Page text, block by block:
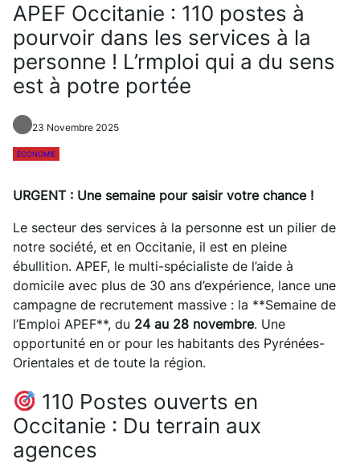
APEF Occitanie : 110 postes à
pourvoir dans les services à la
personne ! L’rmploi qui a du sens
est à potre portée
23 Novembre 2025
ÉCONOMIE
URGENT : Une semaine pour saisir votre chance !
Le secteur des services à la personne est un pilier de
notre société, et en Occitanie, il est en pleine
ébullition. APEF, le multi-spécialiste de l’aide à
domicile avec plus de 30 ans d’expérience, lance une
campagne de recrutement massive : la **Semaine de
l’Emploi APEF**, du 24 au 28 novembre. Une
opportunité en or pour les habitants des Pyrénées-
Orientales et de toute la région.
110 Postes ouverts en
Occitanie : Du terrain aux
agences